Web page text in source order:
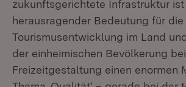
zukunftsgerichtete Infrastruktur ist
herausragender Bedeutung für die
Tourismusentwicklung im Land
der einheimischen Bevölkerung
Freizeitgestaltung einen enormen